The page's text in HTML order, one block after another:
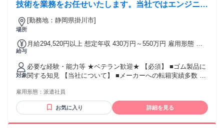
技術を業務をお任せいたします。当社ではエンジニア
への支援を注力的に実施しており、営業担当、人事、
現場エンジニアリーダーの4部門でサポートしていま
場所
[勤務地：静岡県掛川市]
給与
月給294,520円以上 想定年収 430万円～550万円 雇用形態 正
￥294,520～ 基本給￥294,520～を含む/月 ■賞与実績:有り 諸
手当：通勤手当（会社規定に基づき支給）、残業手当（残業
時間に応じて別途支給） 試用期間 有 期間：3ヶ月 備考：変更
無
対象
必要な経験・能力等 ★ベテラン歓迎★ 【必須】 ■ゴム製品に
関する知見 【当社について】 ■メーカーへの転籍実績多数 当
■明確な評価制度の実装 グレード制を実装しており、何がで
きればグレードアップし年収が上がるかが明確です。 学歴・
資格 学歴：大学院 大学 高専 短大 専修学校 高校 語学力： 資
雇用形態： 派遣社員
お気に入り 詳細を見る